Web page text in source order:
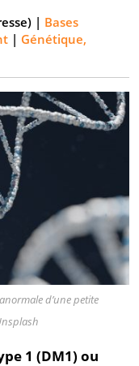
| Bases
| Génétique,
d’une petite
1 (DM1) ou